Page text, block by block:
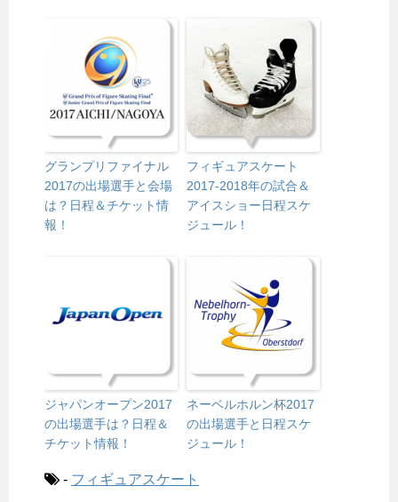
グランプリファイナル
2017の出場選手と会場
は？日程＆チケット情
報！
フィギュアスケート
2017-2018年の試合＆
アイスショー日程スケ
ジュール！
ジャパンオープン2017
の出場選手は？日程＆
チケット情報！
ネーベルホルン杯2017
の出場選手と日程スケ
ジュール！
- フィギュアスケート